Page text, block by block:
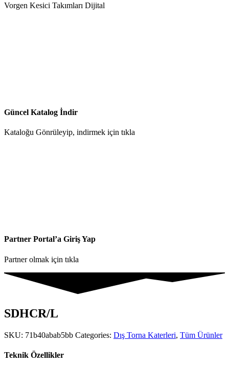
Vorgen Kesici Takımları Dijital
Güncel Katalog İndir
Kataloğu Gönrüleyip, indirmek için tıkla
Partner Portal’a Giriş Yap
Partner olmak için tıkla
SDHCR/L
SKU: 71b40abab5bb Categories: Dış Torna Katerleri, Tüm Ürünler
Teknik Özellikler